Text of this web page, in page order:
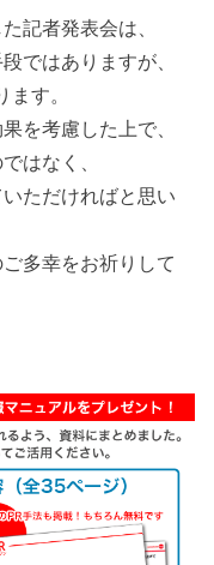
記者発表会は、
ではありますが、
す。
を考慮した上で、
はなく、
ただければと思い
多幸をお祈りして